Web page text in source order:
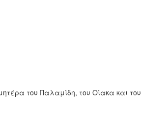
του Παλαμίδη, του Οίακα και του